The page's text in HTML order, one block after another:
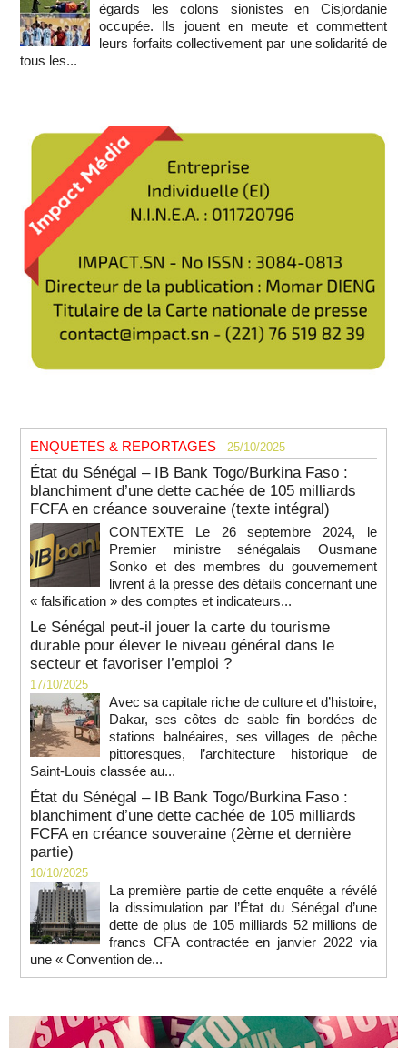
égards les colons sionistes en Cisjordanie
occupée. Ils jouent en meute et commettent
leurs forfaits collectivement par une solidarité de
tous les...
ENQUETES & REPORTAGES - 25/10/2025
État du Sénégal – IB Bank Togo/Burkina Faso :
blanchiment d’une dette cachée de 105 milliards
FCFA en créance souveraine (texte intégral)
CONTEXTE Le 26 septembre 2024, le
Premier ministre sénégalais Ousmane
Sonko et des membres du gouvernement
livrent à la presse des détails concernant une
« falsification » des comptes et indicateurs...
Le Sénégal peut-il jouer la carte du tourisme
durable pour élever le niveau général dans le
secteur et favoriser l’emploi ?
17/10/2025
Avec sa capitale riche de culture et d’histoire,
Dakar, ses côtes de sable fin bordées de
stations balnéaires, ses villages de pêche
pittoresques, l’architecture historique de
Saint-Louis classée au...
État du Sénégal – IB Bank Togo/Burkina Faso :
blanchiment d’une dette cachée de 105 milliards
FCFA en créance souveraine (2ème et dernière
partie)
10/10/2025
La première partie de cette enquête a révélé
la dissimulation par l’État du Sénégal d’une
dette de plus de 105 milliards 52 millions de
francs CFA contractée en janvier 2022 via
une « Convention de...